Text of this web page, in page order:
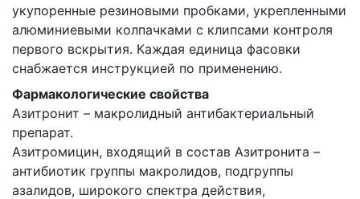
укупоренные резиновыми пробками, укрепленными
алюминиевыми колпачками с клипсами контроля
первого вскрытия. Каждая единица фасовки
снабжается инструкцией по применению.
Фармакологические свойства
Азитронит – макролидный антибактериальный
препарат.
Азитромицин, входящий в состав Азитронита –
антибиотик группы макролидов, подгруппы
азалидов, широкого спектра действия,